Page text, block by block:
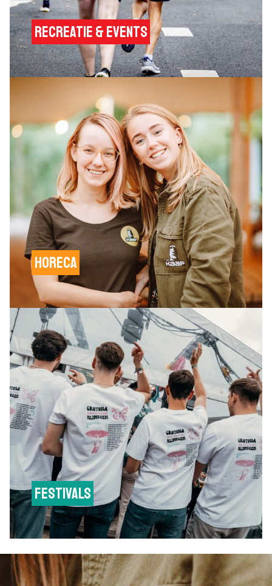
Recreatie & Events
Horeca
Festivals